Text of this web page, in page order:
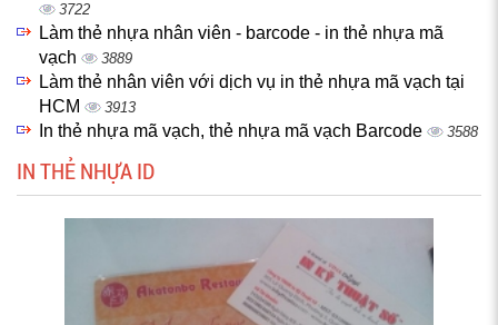
3722
Làm thẻ nhựa nhân viên - barcode - in thẻ nhựa mã
vạch
3889
Làm thẻ nhân viên với dịch vụ in thẻ nhựa mã vạch tại
HCM
3913
In thẻ nhựa mã vạch, thẻ nhựa mã vạch Barcode 3588
IN THẺ NHỰA ID